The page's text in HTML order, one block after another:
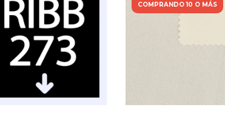
COMPRANDO 10 O MÁS